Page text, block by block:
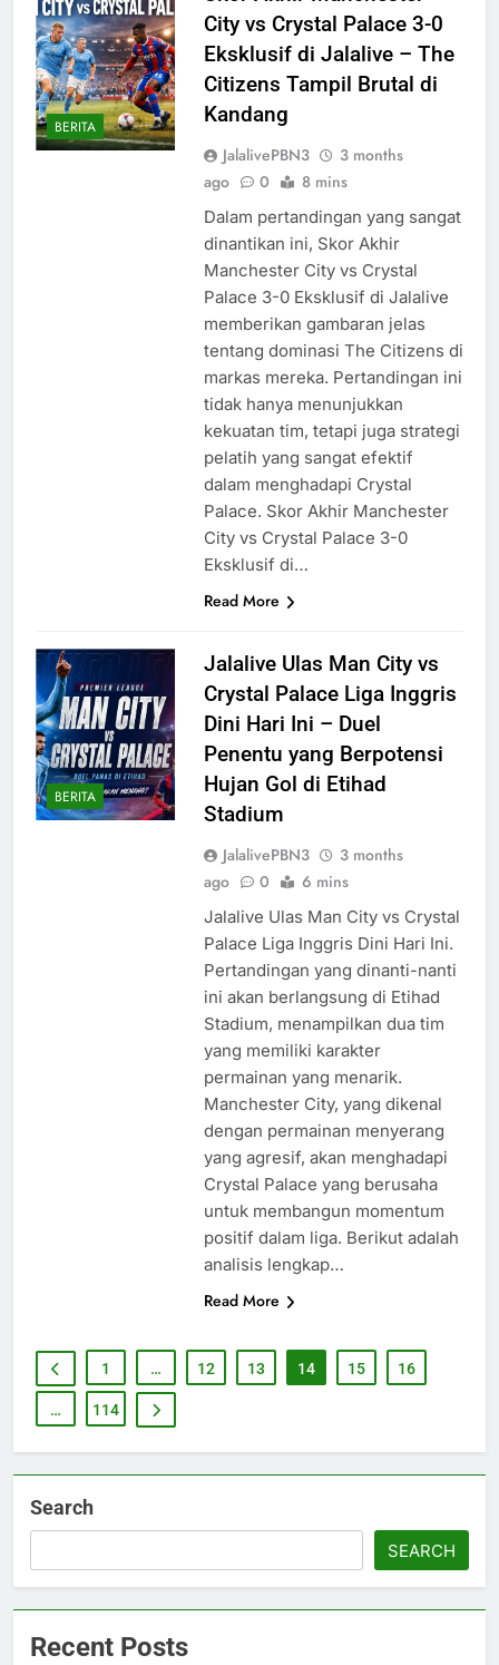
BERITA
City vs Crystal Palace 3-0
Eksklusif di Jalalive – The
Citizens Tampil Brutal di
Kandang
JalalivePBN3
3 months
ago
0 8 mins
Dalam pertandingan yang sangat
dinantikan ini, Skor Akhir
Manchester City vs Crystal
Palace 3-0 Eksklusif di Jalalive
memberikan gambaran jelas
tentang dominasi The Citizens di
markas mereka. Pertandingan ini
tidak hanya menunjukkan
kekuatan tim, tetapi juga strategi
pelatih yang sangat efektif
dalam menghadapi Crystal
Palace. Skor Akhir Manchester
City vs Crystal Palace 3-0
Eksklusif di…
Read More
BERITA
Jalalive Ulas Man City vs
Crystal Palace Liga Inggris
Dini Hari Ini – Duel
Penentu yang Berpotensi
Hujan Gol di Etihad
Stadium
JalalivePBN3
3 months
ago
0 6 mins
Jalalive Ulas Man City vs Crystal
Palace Liga Inggris Dini Hari Ini.
Pertandingan yang dinanti-nanti
ini akan berlangsung di Etihad
Stadium, menampilkan dua tim
yang memiliki karakter
permainan yang menarik.
Manchester City, yang dikenal
dengan permainan menyerang
yang agresif, akan menghadapi
Crystal Palace yang berusaha
untuk membangun momentum
positif dalam liga. Berikut adalah
analisis lengkap…
Read More
1 … 12 13 14 15 16
… 114
Search
SEARCH
Recent Posts